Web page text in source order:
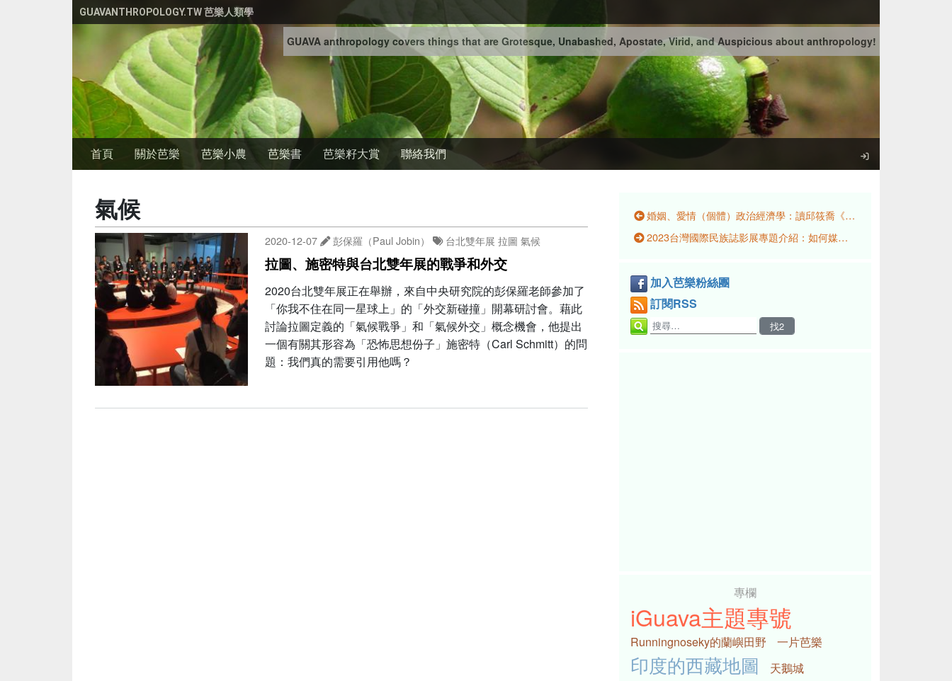
GUAVANTHROPOLOGY.TW 芭樂人類學
GUAVA anthropology covers things that are Grotesque, Unabashed, Apostate, Virid, and Auspicious about anthropology!
首頁 關於芭樂 芭樂小農 芭樂書 芭樂籽大賞 聯絡我們
氣候
2020-12-07 彭保羅（Paul Jobin） 台北雙年展 拉圖 氣候
拉圖、施密特與台北雙年展的戰爭和外交
2020台北雙年展正在舉辦，來自中央研究院的彭保羅老師參加了
「你我不住在同一星球上」的「外交新碰撞」開幕研討會。藉此
討論拉圖定義的「氣候戰爭」和「氣候外交」概念機會，他提出
一個有關其形容為「恐怖思想份子」施密特（Carl Schmitt）的問
題：我們真的需要引用他嗎？
婚姻、愛情（個體）政治經濟學：讀邱筱喬《Visions of Marriage: Politics and Family on Kinmen, 1920–2020》
2023台灣國際民族誌影展專題介紹：如何媒介，怎樣記憶？尋找身分與歷史軌跡的影像行動
加入芭樂粉絲團
訂閱RSS
專欄
iGuava主題專號
Runningnoseky的蘭嶼田野 一片芭樂
印度的西藏地圖
天鵝城